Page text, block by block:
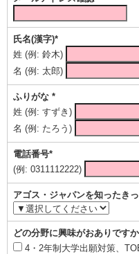
氏名(漢字)*
姓 (例: 鈴木)
名 (例: 太郎)
ふりがな *
姓 (例: すずき)
名 (例: たろう)
電話番号*
(例: 0311112222)
アゴス・ジャパンを知ったき
どの分野に興味がおありです
4・2年制大学出願対策、